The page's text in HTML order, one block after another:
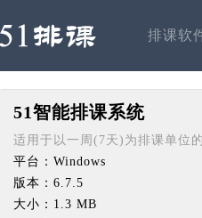
排课软
51智能排课系统
适用于以一周(7天)为排课单位
平台：Windows
版本：6.7.5
大小：1.3 MB